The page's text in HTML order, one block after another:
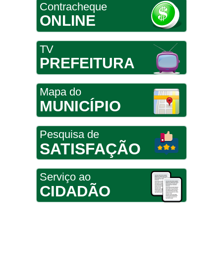
Contracheque
ONLINE
TV
PREFEITURA
Mapa do
MUNICÍPIO
Pesquisa de
SATISFAÇÃO
Serviço ao
CIDADÃO